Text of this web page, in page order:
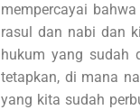
mempercayai
rasul dan nabi dan
hukum yang sudah
tetapkan, di mana
yang kita sudah